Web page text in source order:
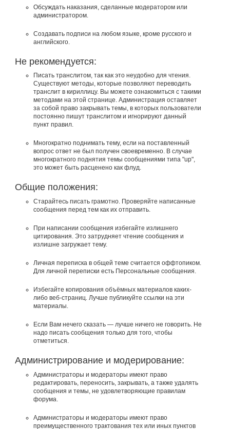
Обсуждать наказания, сделанные модератором или
администратором.
Создавать подписи на любом языке, кроме русского и
английского.
Не рекомендуется:
Писать транслитом, так как это неудобно для чтения.
Существуют методы, которые позволяют переводить
транслит в кириллицу. Вы можете ознакомиться с такими
методами на этой странице. Администрация оставляет
за собой право закрывать темы, в которых пользователи
постоянно пишут транслитом и игнорируют данный
пункт правил.
Многократно поднимать тему, если на поставленный
вопрос ответ не был получен своевременно. В случае
многократного поднятия темы сообщениями типа "up",
это может быть расценено как флуд.
Общие положения:
Старайтесь писать грамотно. Проверяйте написанные
сообщения перед тем как их отправить.
При написании сообщения избегайте излишнего
цитирования. Это затрудняет чтение сообщения и
излишне загружает тему.
Личная переписка в общей теме считается оффтопиком.
Для личной переписки есть Персональные сообщения.
Избегайте копирования объёмных материалов каких-
либо веб-страниц. Лучше публикуйте ссылки на эти
материалы.
Если Вам нечего сказать — лучше ничего не говорить. Не
надо писать сообщения только для того, чтобы
отметиться.
Администрирование и модерирование:
Администраторы и модераторы имеют право
редактировать, переносить, закрывать, а также удалять
сообщения и темы, не удовлетворяющие правилам
форума.
Администраторы и модераторы имеют право
преимущественного трактования тех или иных пунктов